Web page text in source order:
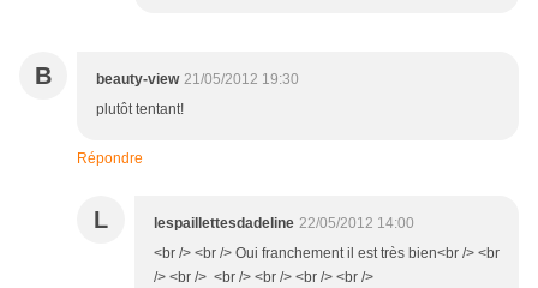
B beauty-view 21/05/2012 19:30
plutôt tentant!
Répondre
L lespaillettesdadeline 22/05/2012 14:00
<br /> <br /> Oui franchement il est très bien<br /> <br
/> <br /> <br /> <br /> <br /> <br />